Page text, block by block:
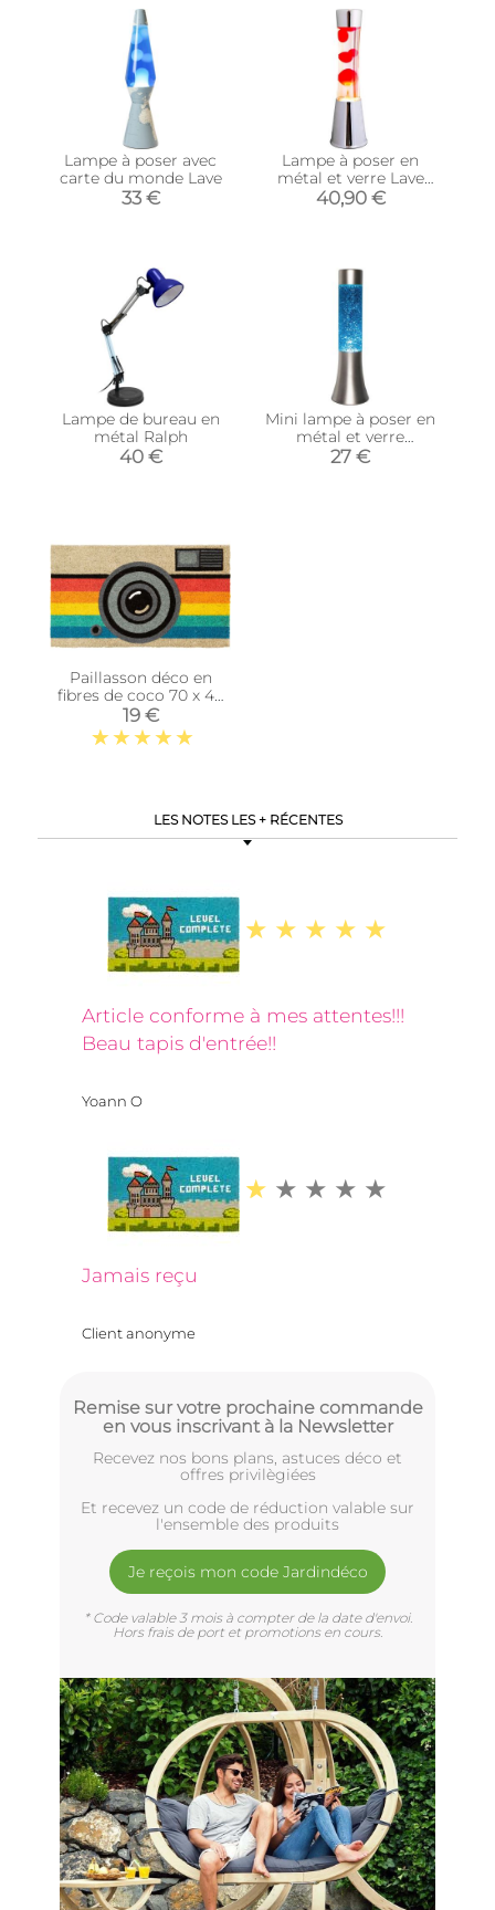
Lampe à poser avec
carte du monde Lave
33 €
Lampe à poser en
métal et verre Lave
(Rouge)
40,90 €
Lampe de bureau en
métal Ralph
40 €
Mini lampe à poser en
métal et verre
Paillettes
27 €
Paillasson déco en
fibres de coco 70 x 40
cm (Retro camera)
19 €
LES NOTES LES + RÉCENTES
Article conforme à mes attentes!!!
Beau tapis d'entrée!!
Yoann O
Jamais reçu
Client anonyme
Remise sur votre prochaine commande
en vous inscrivant à la Newsletter
Recevez nos bons plans, astuces déco et
offres privilègiées
Et recevez un code de réduction valable sur
l'ensemble des produits
Je reçois mon code Jardindéco
* Code valable 3 mois à compter de la date d'envoi.
Hors frais de port et promotions en cours.